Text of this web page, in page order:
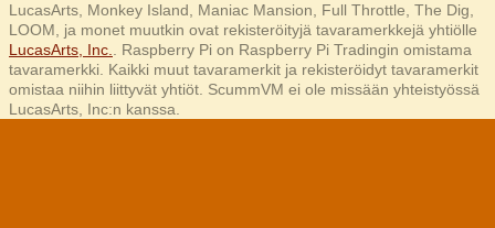
LucasArts, Monkey Island, Maniac Mansion, Full Throttle, The Dig,
LOOM, ja monet muutkin ovat rekisteröityjä tavaramerkkejä yhtiölle
LucasArts, Inc.
. Raspberry Pi on Raspberry Pi Tradingin omistama
tavaramerkki. Kaikki muut tavaramerkit ja rekisteröidyt tavaramerkit
omistaa niihin liittyvät yhtiöt. ScummVM ei ole missään yhteistyössä
LucasArts, Inc:n kanssa.